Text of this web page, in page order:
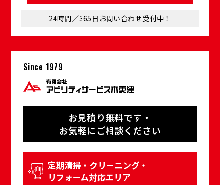
24時間／365⽇お問い合わせ受付中！
Since 1979
お⾒積り無料です・
お気軽にご相談ください
定期清掃・クリーニング・
リフォーム対応エリア